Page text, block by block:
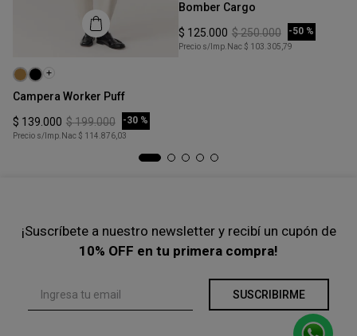
XS
Campera Worker Puff
$ 139 000 $199.000 -30 %
Precio s/Imp.Nac $ 114.876,03
Bomber Cargo
$ 125 000 $250.000 -50 %
Precio s/Imp.Nac $ 103.305,79
¡Suscríbete a nuestro newsletter y recibí un cupón de
10% OFF en tu primera compra!
SUSCRIBIRME